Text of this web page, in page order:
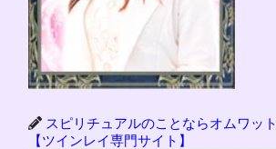
スピリチュアルのことならオムワット
【ツインレイ専門サイト】